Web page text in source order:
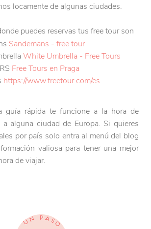
locamente de algunas ciudades.
puedes reservas tus free tour son
Sandemans - free tour
White Umbrella - Free Tours
Free Tours en Praga
https://www.freetour.com/es
guía rápida te funcione a la hora de
alguna ciudad de Europa. Si quieres
por país solo entra al menú del blog
valiosa para tener una mejor
de viajar.